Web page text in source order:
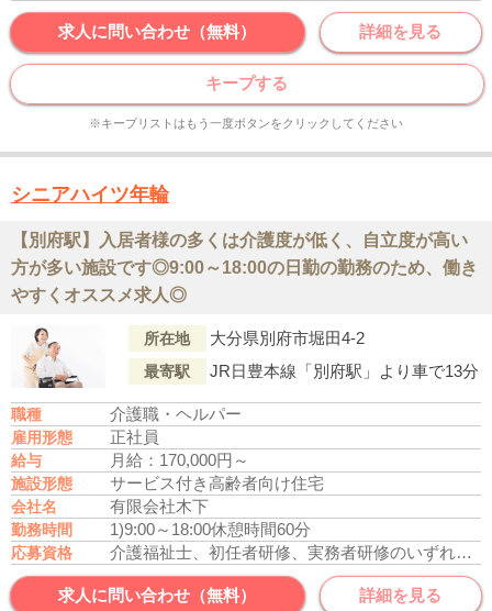
求人に問い合わせ（無料） 詳細を見る
キープする
※キープリストはもう一度ボタンをクリックしてください
シニアハイツ年輪
【別府駅】入居者様の多くは介護度が低く、自立度が高い
方が多い施設です◎9:00～18:00の日勤の勤務のため、働き
やすくオススメ求人◎
所在地 大分県別府市堀田4-2
最寄駅 JR日豊本線「別府駅」より車で13分
職種 介護職・ヘルパー
雇用形態 正社員
給与 月給：170,000円～
施設形態 サービス付き高齢者向け住宅
会社名 有限会社木下
勤務時間 1)9:00～18:00休憩時間60分
応募資格 介護福祉士、初任者研修、実務者研修のいずれかの資格をお持ちの方
求人に問い合わせ（無料） 詳細を見る